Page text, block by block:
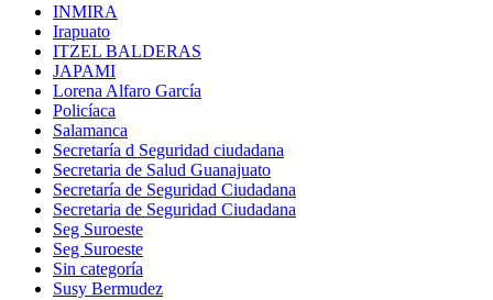
INMIRA
Irapuato
ITZEL BALDERAS
JAPAMI
Lorena Alfaro García
Policíaca
Salamanca
Secretaría d Seguridad ciudadana
Secretaria de Salud Guanajuato
Secretaría de Seguridad Ciudadana
Secretaria de Seguridad Ciudadana
Seg Suroeste
Seg Suroeste
Sin categoría
Susy Bermudez